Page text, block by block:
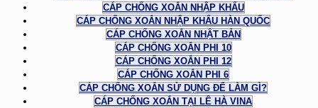
CÁP CHỐNG XOẮN NHẬP KHẨU
CÁP CHỐNG XOẮN NHẬP KHẨU HÀN QUỐC
CÁP CHỐNG XOẮN NHẬT BẢN
CÁP CHỐNG XOẮN PHI 10
CÁP CHỐNG XOẮN PHI 12
CÁP CHỐNG XOẮN PHI 6
CÁP CHỐNG XOẮN SỬ DỤNG ĐỂ LÀM GÌ?
CÁP CHỐNG XOẮN TẠI LÊ HÀ VINA